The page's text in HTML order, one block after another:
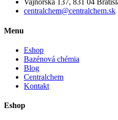
Vajnorská 137, 831 04
centralchem@centralchem.sk
Menu
Eshop
Bazénová chémia
Blog
Centralchem
Kontakt
Eshop